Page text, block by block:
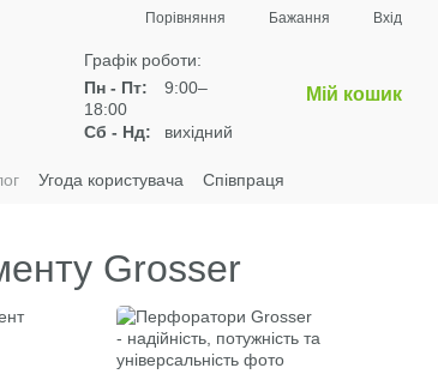
Порівняння Бажання Вхід
Графік роботи:
Пн - Пт:
9:00–
18:00
Сб - Нд:
вихідний
Мій кошик
Угода користувача Співпраця
Grosser